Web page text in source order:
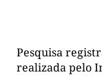
Pesquisa
realizada pelo